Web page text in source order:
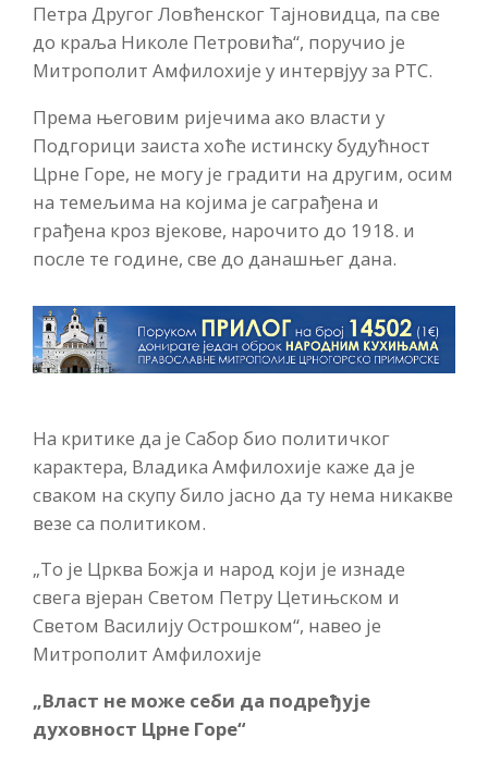
Петра Другог Ловћенског Тајновидца, па све
до краља Николе Петровића“, поручио је
Митрополит Амфилохије у интервјуу за РТС.
Према његовим ријечима акo власти у
Подгорици заиста хоће истинску будућност
Црне Горе, не могу је градити на другим, осим
на темељима на којима је саграђена и
грађена кроз вјекове, нарочито до 1918. и
после те године, све до данашњег дана.
На критике да је Сабор био политичког
карактера, Владика Амфилохије каже да је
сваком на скупу било јасно да ту нема никакве
везе са политиком.
„То је Црква Божја и народ који је изнаде
свега вјеран Светом Петру Цетињском и
Светом Василију Острошком“, навео је
Митрополит Амфилохије
„Власт не може себи да подређује
духовност Црне Горе“